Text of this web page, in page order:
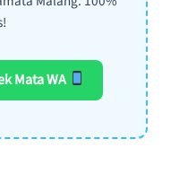
Mata WA